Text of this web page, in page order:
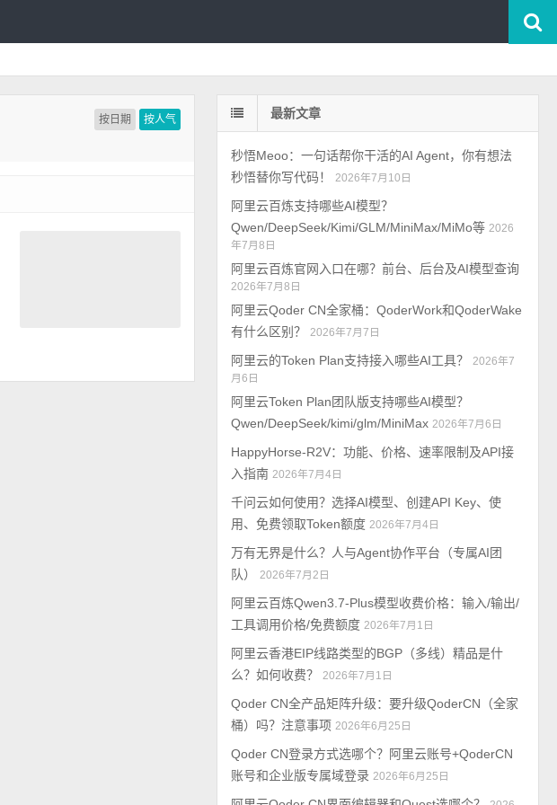
按日期 按人气 最新文章
秒悟Meoo：一句话帮你干活的AI Agent，你有想法
秒悟替你写代码！
2026年7月10日
阿里云百炼支持哪些AI模型？
Qwen/DeepSeek/Kimi/GLM/MiniMax/MiMo等 2026
年7月8日
阿里云百炼官网入口在哪？前台、后台及AI模型查询
2026年7月8日
阿里云Qoder CN全家桶：QoderWork和QoderWake
有什么区别？
2026年7月7日
阿里云的Token Plan支持接入哪些AI工具？
2026年7
月6日
阿里云Token Plan团队版支持哪些AI模型？
Qwen/DeepSeek/kimi/glm/MiniMax 2026年7月6日
HappyHorse-R2V：功能、价格、速率限制及API接
入指南 2026年7月4日
千问云如何使用？选择AI模型、创建API Key、使
用、免费领取Token额度 2026年7月4日
万有无界是什么？人与Agent协作平台（专属AI团
队）
2026年7月2日
阿里云百炼Qwen3.7-Plus模型收费价格：输入/输出/
工具调用价格/免费额度 2026年7月1日
阿里云香港EIP线路类型的BGP（多线）精品是什
么？如何收费？
2026年7月1日
Qoder CN全产品矩阵升级：要升级QoderCN（全家
桶）吗？注意事项 2026年6月25日
Qoder CN登录方式选哪个？阿里云账号+QoderCN
账号和企业版专属域登录 2026年6月25日